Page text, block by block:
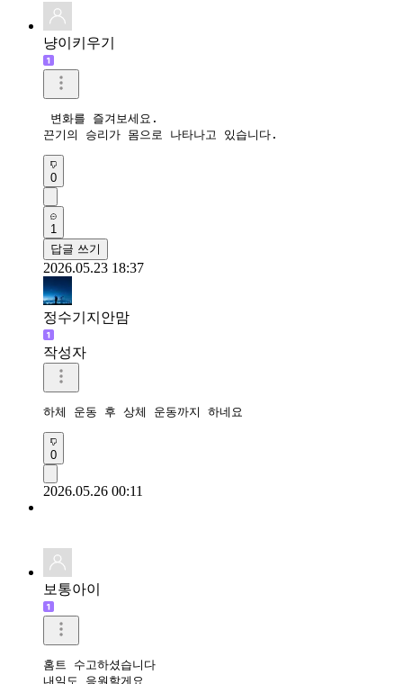
냥이키우기
변화를 즐겨보세요.
끈기의 승리가 몸으로 나타나고 있습니다.
0
1
답글 쓰기
2026.05.23 18:37
정수기지안맘
작성자
하체 운동 후 상체 운동까지 하네요
0
2026.05.26 00:11
보통아이
홈트 수고하셨습니다
내일도 응원할게요